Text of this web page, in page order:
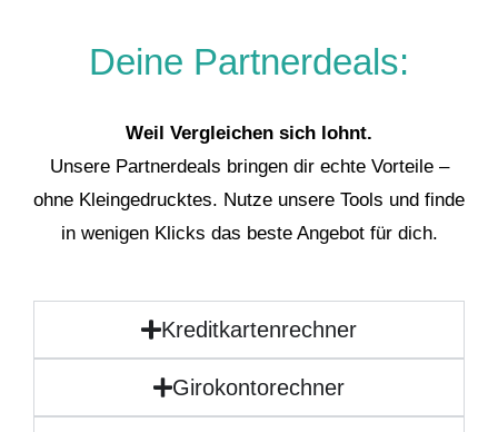
Deine Partnerdeals:
Weil Vergleichen sich lohnt.
Unsere Partnerdeals bringen dir echte Vorteile –
ohne Kleingedrucktes. Nutze unsere Tools und finde
in wenigen Klicks das beste Angebot für dich.
Kreditkartenrechner
Girokontorechner